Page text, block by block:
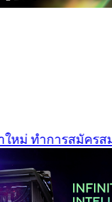
หม่ ทำการสมัครสม